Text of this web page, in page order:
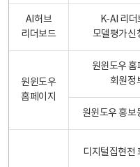
AI허브
리더보드
K-AI 리더
모델평가신
원윈도우
홈페이지
원윈도우 홈
회원정
원윈도우 홍보
디지털집현전